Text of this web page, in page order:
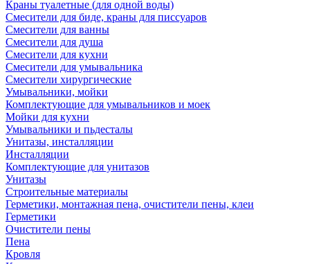
Краны туалетные (для одной воды)
Смесители для биде, краны для писсуаров
Смесители для ванны
Смесители для душа
Смесители для кухни
Смесители для умывальника
Смесители хирургические
Умывальники, мойки
Комплектующие для умывальников и моек
Мойки для кухни
Умывальники и пьдесталы
Унитазы, инсталляции
Инсталляции
Комплектующие для унитазов
Унитазы
Строительные материалы
Герметики, монтажная пена, очистители пены, клеи
Герметики
Очистители пены
Пена
Кровля